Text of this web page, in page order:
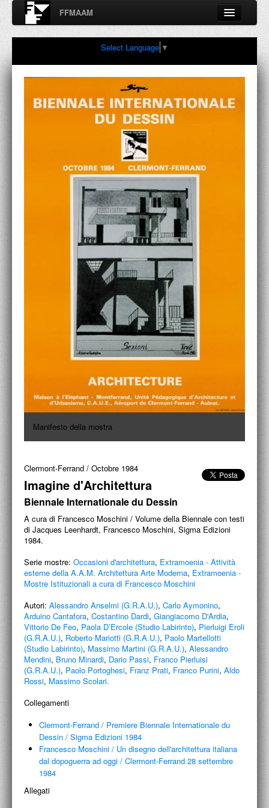
FFMAAM
Fondo Francesco Moschini
A.A.M. Architettura Arte Moderna
Percorsi, nodi, sconfinamenti e contaminazioni tra Arte,
FRANCESCO MOSCHINI
PUBBLICAZIONI
CONFERENZE
ACCADEMIA NAZIONALE DI SAN LUCA
I.E.D. / ROMA
POLITECNICO DI BARI
BIBLIOTECA FRANCESCO MOSCHINI
A.A.M. ARCHITETTURA ARTE MODERNA
RECENSIONI GENERALI
MOSTRE
DUETTI / DUELLI
LABORATORI DI PROGETTAZIONE
PROGETTI D'OPERA
PROGETTI CULTURALI
PROGETTO T.E.S.I.
Select Language ▼
Manifesto della mostra
Clermont-Ferrand / Octobre 1984
Imagine d'Architettura
Biennale Internationale du Dessin
A cura di Francesco Moschini / Volume della Biennale con testi
di Jacques Leenhardt, Francesco Moschini, Sigma Edizioni
1984.
Serie mostre: Occasioni d'architettura, Extramoenia - Attività
esterne della A.A.M. Architettura Arte Moderna, Extramoenia -
Mostre Istituzionali a cura di Francesco Moschini
Autori: Alessandro Anselmi (G.R.A.U.), Carlo Aymonino,
Arduino Cantafora, Costantino Dardi, Giangiacomo D'Ardia,
Vittorio De Feo, Paola D’Ercole (Studio Labirinto), Pierluigi Eroli
(G.R.A.U.), Roberto Mariotti (G.R.A.U.), Paolo Martellotti
(Studio Labirinto), Massimo Martini (G.R.A.U.), Alessandro
Mendini, Bruno Minardi, Dario Passi, Franco Pierluisi
(G.R.A.U.), Paolo Portoghesi, Franz Prati, Franco Purini, Aldo
Rossi, Massimo Scolari.
Collegamenti
Clermont-Ferrand / Premiere Biennale Internationale du
Dessin / Sigma Edizioni 1984
Francesco Moschini / Un disegno dell'architettura italiana
dal dopoguerra ad oggi / Clermont-Ferrand 28 settembre
1984
Allegati